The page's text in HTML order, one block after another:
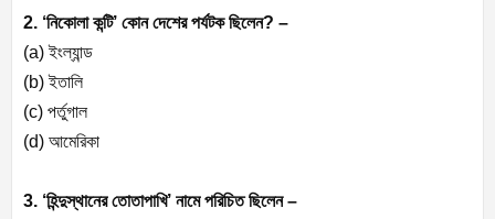
2. ‘নিকোলা কন্টি’ কোন দেশের পর্যটক ছিলেন? –
(a) ইংল্যান্ড
(b) ইতালি
(c) পর্তুগাল
(d) আমেরিকা
3. ‘হিন্দুস্থানের তোতাপাখি’ নামে পরিচিত ছিলেন –